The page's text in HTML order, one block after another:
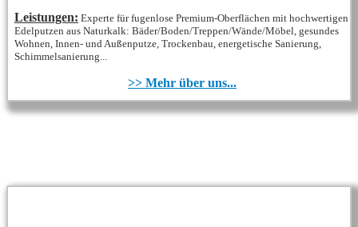
Leistungen: Experte für fugenlose Premium-Oberflächen mit hochwertigen
Edelputzen aus Naturkalk: Bäder/Boden/Treppen/Wände/Möbel, gesundes
Wohnen, Innen- und Außenputze, Trockenbau, energetische Sanierung,
Schimmelsanierung...
>> Mehr über uns...